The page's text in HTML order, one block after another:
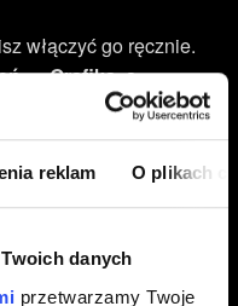
reklam O plikach
danych
przetwarzamy Twoje
włączyć go ręcznie.
→Grafika, a
i przełącz
na jedno z
Tracing
M3 i nowszych i